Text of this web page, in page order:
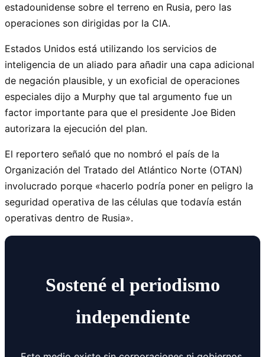
estadounidense sobre el terreno en Rusia, pero las
operaciones son dirigidas por la CIA.
Estados Unidos está utilizando los servicios de
inteligencia de un aliado para añadir una capa adicional
de negación plausible, y un exoficial de operaciones
especiales dijo a Murphy que tal argumento fue un
factor importante para que el presidente Joe Biden
autorizara la ejecución del plan.
El reportero señaló que no nombró el país de la
Organización del Tratado del Atlántico Norte (OTAN)
involucrado porque «hacerlo podría poner en peligro la
seguridad operativa de las células que todavía están
operativas dentro de Rusia».
Sostené el periodismo
independiente